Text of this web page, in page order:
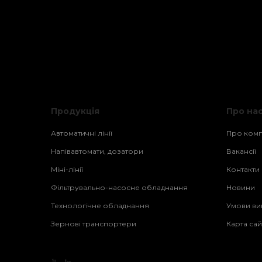
Продукція
Автоматичні лінії
Напівавтомати, дозатори
Міні-лінії
Фільтрувально-насосне обладнання
Технологічне обладнання
Зернові транспортери
Про
Про
Вакансії
Контакти
Новини
Умови
Карта